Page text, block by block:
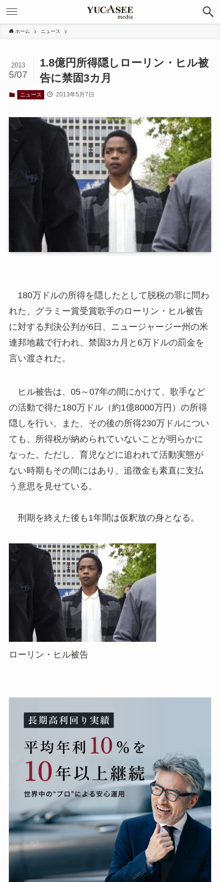
ホーム ニュース
1.8億円所得隠しローリン・ヒル被
告に禁固3カ月
2013
5/07
ニュース 2013年5月7日
180万ドルの所得を隠したとして脱税の罪に問わ
れた、グラミー賞受賞歌手のローリン・ヒル被告
に対する判決公判が6日、ニュージャージー州の米
連邦地裁で行われ、禁固3カ月と6万ドルの罰金を
言い渡された。
ヒル被告は、05～07年の間にかけて、歌手など
の活動で得た180万ドル（約1億8000万円）の所得
隠しを行い、また、その後の所得230万ドルについ
ても、所得税が納められていないことが明らかに
なった。ただし、育児などに追われて活動実態が
ない時期もその間にはあり、追徴金も素直に支払
う意思を見せている。
刑期を終えた後も1年間は仮釈放の身となる。
ローリン・ヒル被告